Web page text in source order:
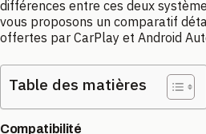
différences entre ces deux
vous proposons un comparatif
offertes par CarPlay et Android
Table des matières
Compatibilité